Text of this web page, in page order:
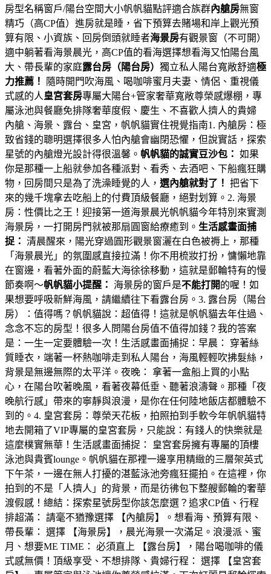
房型名稱窗戶/陽台空間大小帆帆貓點評適合族群內艙房無窗
精巧（高CP值）進房就是睡，省下預算去賭場和岸上觀光預
算有限、小資族、回房倒頭就睡者海景房有觀景窗（不可開）
適中躺著看海景晨光，高CP值的看海選擇想看海又怕陽台風
大、帶長輩的家庭露台房（陽台房） 獨立私人陽台寬敞舒適極
力推薦！
隨時開門吹海風、喝咖啡蜜月夫妻、情侶、重視儀
式感的人 皇宮套房專屬大陽台+管家奢華寬敞尊榮感爆棚，專
屬泳池與餐廳免排隊奢華度假、慶生、不喜歡人擠人的貴婦
內艙、海景、露台、皇宮，帆帆貓實住視覺指南1. 內艙房：極
致省錢的聰明選擇很多人怕內艙會幽閉恐懼，但說實話，探索
星號的內艙燈光設計得很溫馨。 帆帆貓的誠實豆沙包： 如果
你是那種一上船就參加各種派對、看秀、去酒吧、下船瘋狂購
物，回房間只是為了洗澡睡覺的人， 選內艙就對了！ 把省下
來的幾千塊拿去吃船上的付費頂級餐廳，絕對划算。2. 海景
房：性價比之王！迎接第一道海景晨光帆帆貓今年特別來實測
海景房，一打開房門就被那扇圓窗給療癒到。 生活感畫面捕
捉： 清晨醒來，陽光穿過圓形觀景窗灑在白色被褥上，那種
「海景晨光」的氛圍感直接拉滿！你不用梳妝打扮，慵懶地靠
在窗邊，看著外面的蔚藍大海徐徐移動，這就是郵輪特有的慢
節奏啊～帆帆貓小提醒： 海景房的窗戶是不能打開的喔！如
果想要呼吸新鮮海風，請繼續往下看露台房。3. 露台房（陽台
房）：值得嗎？帆帆貓說：超值得！這就是帆帆貓去年住過、
念念不忘的房型！很多人問陽台房值不值得加錢？我的答案
是：一生一定要體驗一次！生活感畫面捕捉：早晨： 穿著絲
質睡衣，端著一杯熱咖啡走到私人陽台，海風輕輕吹拂髮絲，
背景是無邊無際的太平洋。夜晚： 拿著一盒船上買的小點
心，在陽台吹著晚風，看著夜幕低垂、聽著浪濤聲。那種「夜
晚航行感」帶來的寧靜與浪漫，是你在任何陸地飯店都體驗不
到的。4. 皇宮套房：尊榮天花板，拍照拍到手軟今年帆帆貓特
地去開箱了VIP專屬的皇宮套房，只能說：有錢人的快樂就是
這麼樸實無華！生活感畫面捕捉： 皇宮套房擁有專屬的頂樓
泳池與貴賓lounge。帆帆貓在那裡一邊享用精緻的三層架英式
下午茶，一邊在無人打擾的湛藍泳池旁瘋狂擺拍。在這裡，你
拍到的不是「人擠人」的背景，而是彷彿包下整艘郵輪的奢華
渡假感！總結：探索星號房型你該怎麼選？追求CP值、行程
排超滿： 請毫不猶豫選擇 【內艙房】。想看海、預算有限、
帶長輩： 選擇 【海景房】，晨光海景一次滿足。浪漫派、蜜
月、想要ME TIME： 必須直上 【露台房】，陽台喝咖啡的儀
式感無價！頂級享受、不想排隊、貴婦行程： 選擇 【皇宮套